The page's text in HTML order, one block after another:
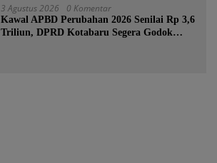
3 Agustus 2026 0 Komentar
Kawal APBD Perubahan 2026 Senilai Rp 3,6
Triliun, DPRD Kotabaru Segera Godok